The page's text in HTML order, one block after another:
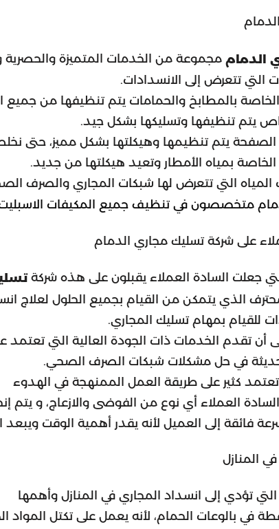
الدمام مجموعة من الخدمات المتميزة
التي تتعرض إلى الانسدادات.
بالمطابخ والحمامات يتم تنظيفها من جميع
يتم تنظيفها وتسليكها بشكل جيد.
الصفحة يتم تنظيمها وهيكلتها بشكل مميز، حتى
بمياه الأمطار وتعيد هيكلتها من جديد.
التي تتعرض لها شبكات المجاري والصرف
متخصصون في تنظيف جميع المكيفات
على شركة تسليك مجاري الدمام
جعلت السادة العملاء يقبلون على هذه شركة
الذي يتمكن من القيام بجميع الحلول لعلاج
للقيام بمهام تسليك المجاري.
تقدم الخدمات ذات الجودة العالية التي تعتمد
في حل مشكلات شبكات الصرف الصحي.
تعتمد كثير على طريقة العمل الممنهجة في الهدوء
العملاء أي نوع من الفوضى والازعاج، و يتم
فائقة إلى العميل لأنه يقدر أهمية الوقت ويبعد
المنازل
تؤدي إلى انسداد المجاري في المنازل وأهمها
في بالوعات الحمام، لأنه يعمل على تكتل